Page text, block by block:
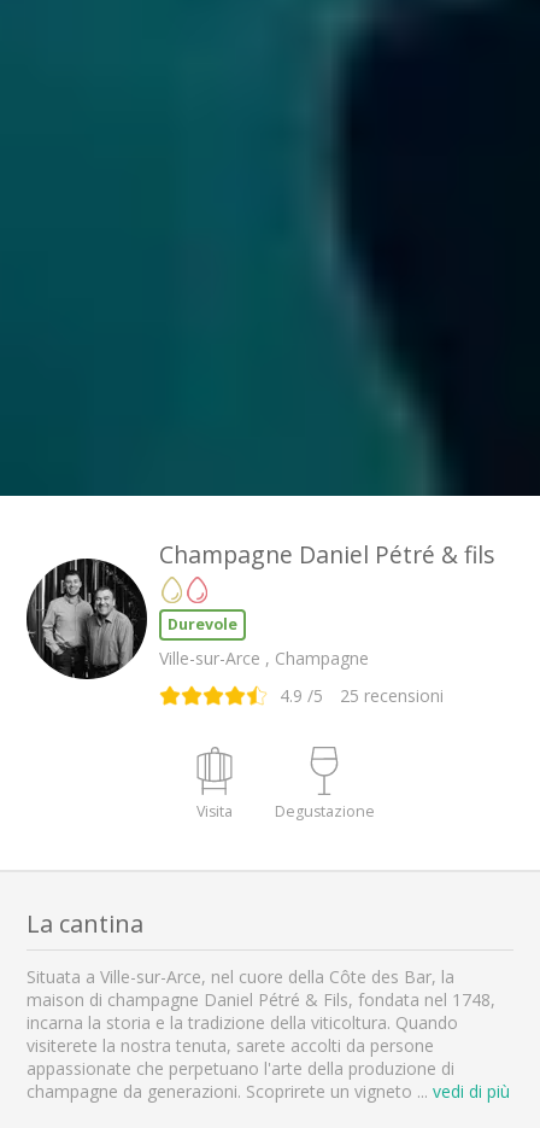
Champagne Daniel Pétré & fils
Durevole
Ville-sur-Arce , Champagne
4.9 /5 25 recensioni
Visita Degustazione
La cantina
Situata a Ville-sur-Arce, nel cuore della Côte des Bar, la
maison di champagne Daniel Pétré & Fils, fondata nel 1748,
incarna la storia e la tradizione della viticoltura. Quando
visiterete la nostra tenuta, sarete accolti da persone
appassionate che perpetuano l'arte della produzione di
champagne da generazioni. Scoprirete un vigneto ... vedi di più